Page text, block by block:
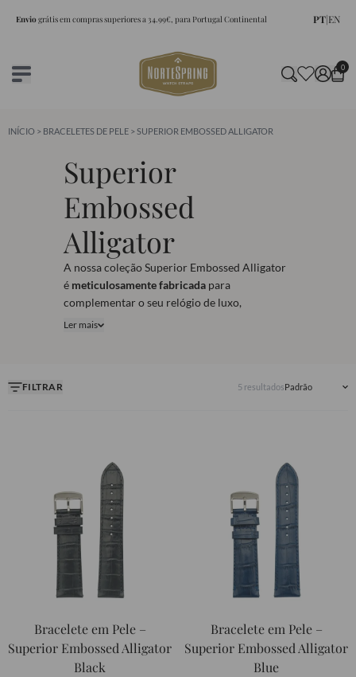
Enviográtis em compras superiores a 34.99€, para Portugal Continental PT|EN
0
INÍCIO > BRACELETES DE PELE > SUPERIOR EMBOSSED ALLIGATOR
Superior
Embossed
Alligator
A nossa coleção Superior Embossed Alligator
é meticulosamente fabricada para
complementar o seu relógio de luxo,
sendo
Ler mais
FILTRAR 5 resultados
Bracelete em Pele –
Superior Embossed Alligator
Black
Bracelete em Pele –
Superior Embossed Alligator
Blue